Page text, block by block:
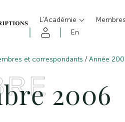
L’Académie Membres
En
et correspondants /Année
2006